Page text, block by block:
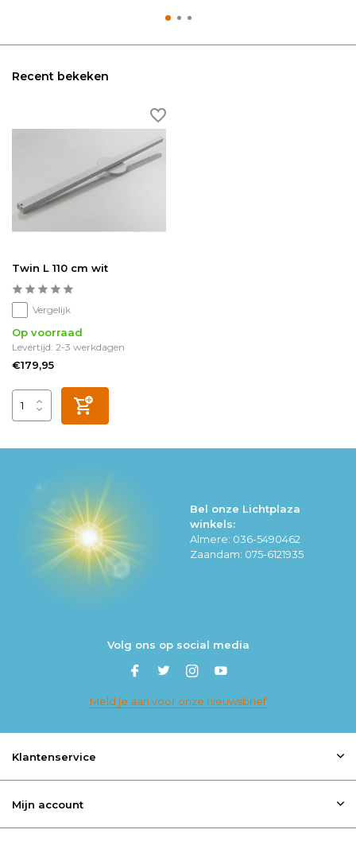
Recent bekeken
Twin L 110 cm wit
Vergelijk
Op voorraad
Levertijd: 2-3 werkdagen
€179,95
Bel onze Lichtplaza
winkels:
Almere: 036-5490462
Zaandam: 075-6121935
Volg ons op social media
Meld je aan voor onze nieuwsbrief
Klantenservice
Mijn account